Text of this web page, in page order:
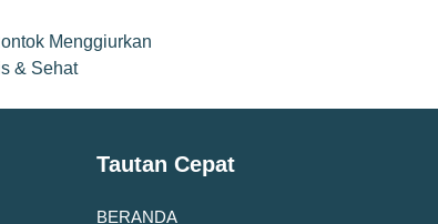
Menggiurkan
& Sehat
Tautan Cepat
BERANDA